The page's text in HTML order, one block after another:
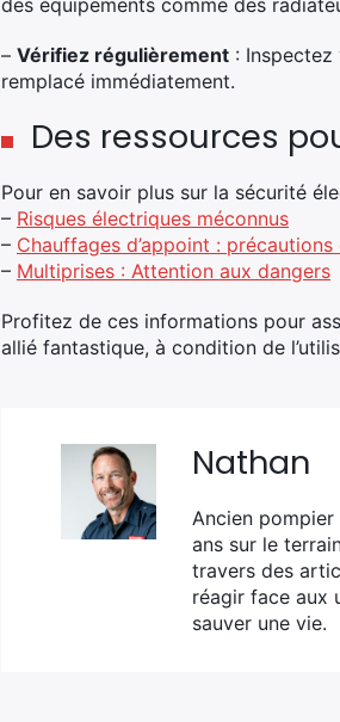
des équipements comme des
– Vérifiez régulièrement :
remplacé immédiatement.
Des ressources
Pour en savoir plus sur la sécurité
– Risques électriques méconnus
– Chauffages d’appoint : précautions
– Multiprises : Attention aux dangers
Profitez de ces informations pour
allié fantastique, à condition de
Nathan
Ancien pompier
ans sur le
travers des
réagir face aux
sauver une vie.